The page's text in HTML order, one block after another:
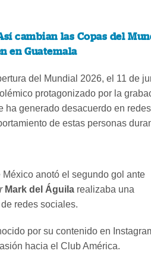
cambian las Copas del
en Guatemala
del Mundial 2026, el 11 de
protagonizado por la
ha generado desacuerdo en redes
de estas personas
México anotó el segundo gol ante
Mark del Águila realizaba una
redes sociales.
por su contenido en
hacia el Club América.